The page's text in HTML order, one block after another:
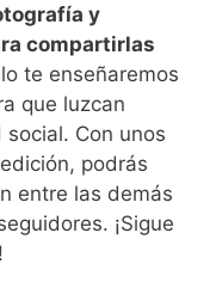
⁣y
compartirlas
te enseñaremos
que luzcan
Con unos
podrás‍
entre las demás
¡Sigue